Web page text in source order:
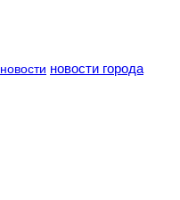
новости новости города